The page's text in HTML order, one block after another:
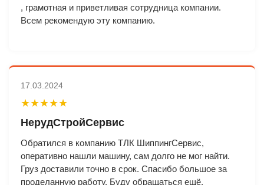
, грамотная и приветливая сотрудница компании.
Всем рекомендую эту компанию.
17.03.2024
★★★★★
НерудСтройСервис
Обратился в компанию ТЛК ШиппингСервис,
оперативно нашли машину, сам долго не мог найти.
Груз доставили точно в срок. Спасибо большое за
проделанную работу. Буду обращаться ещё.